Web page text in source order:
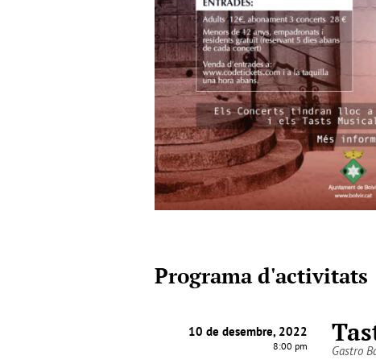
Programa d'activitats
10 de desembre, 2022
8:00 pm Gastro